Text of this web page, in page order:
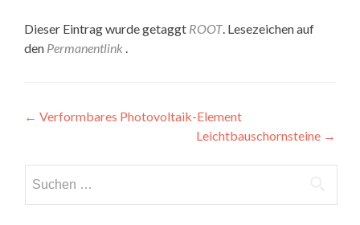
Dieser Eintrag wurde getaggt ROOT. Lesezeichen auf
den Permanentlink .
Beitragsnavigation
← Verformbares Photovoltaik-Element
Leichtbauschornsteine →
nach: